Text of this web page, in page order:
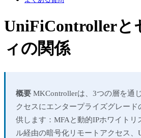
UniFiControllerと
ィの関係
概要 MKControllerは、3つの層を通
クセスにエンタープライズグレード
供します：MFAと動的IPホワイトリ
ル経由の暗号化リモートアクセス、